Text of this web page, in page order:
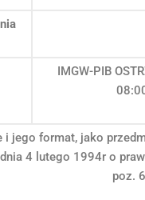
IMGW-PIB
i jego format, jako
4 lutego 1994r o
poz.